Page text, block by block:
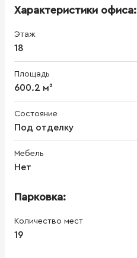
Характеристики офиса:
Этаж
18
Площадь
600.2 м²
Состояние
Под отделку
Мебель
Нет
Парковка:
Количество мест
19